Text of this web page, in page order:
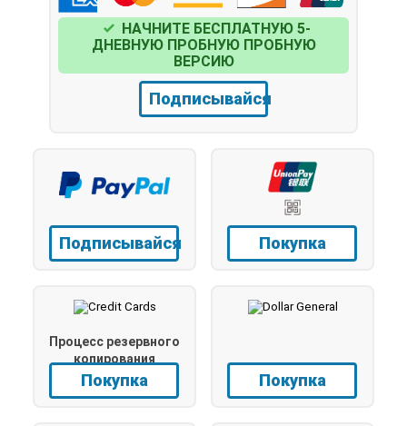
НАЧНИТЕ БЕСПЛАТНУЮ 5-
ДНЕВНУЮ ПРОБНУЮ ПРОБНУЮ
ВЕРСИЮ
Подписывайся
Подписывайся Покупка
Процесс резервного
копирования
Покупка Покупка